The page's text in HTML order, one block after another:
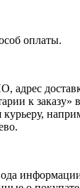
оплаты.
адрес
к заказу»